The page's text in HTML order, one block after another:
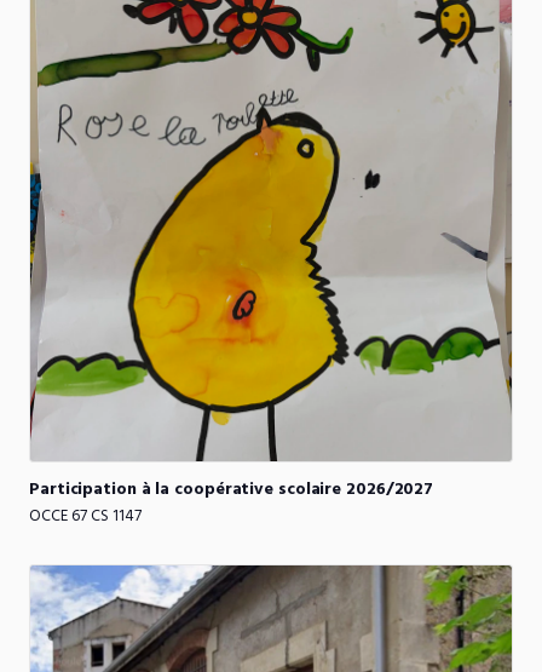
Participation à la coopérative scolaire 2026​/​2027
OCCE 67 CS 1147